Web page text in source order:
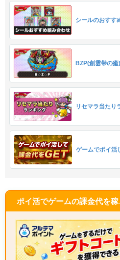
シールのおすす
BZP(創雲帯の
リセマラ当たり
ゲームでポイ活
ポイ活でゲームの課金代を稼